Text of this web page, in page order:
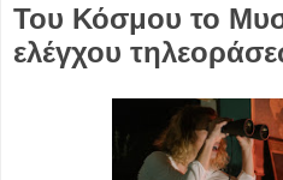
Του Κόσμου το
ελέγχου